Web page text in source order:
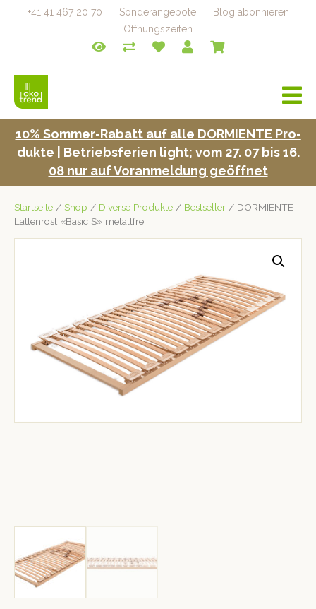
+41 41 467 20 70 Sonderangebote
Blog abonnieren
Öffnungszeiten
a
v
i
10% Som­mer-Rabatt auf alle DORMIENTE Pro­
duk­te
Betrieb­s­fe­rien light; vom 27. 07 bis 16.
08 nur auf Voran­mel­dung geöffnet
Startseite / Shop / Diverse Produkte / Bestseller / DORMIENTE
Lattenrost «Basic S» metallfrei